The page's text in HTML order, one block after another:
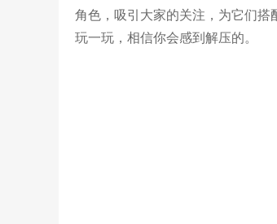
角色，吸引大家的关注，为它们
玩一玩，相信你会感到解压的。